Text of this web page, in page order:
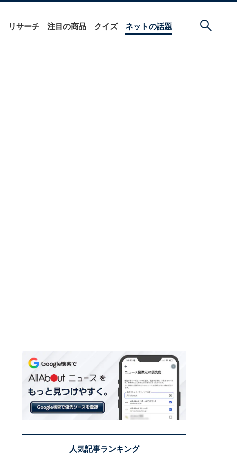
リサーチ 注目の商品 クイズ ネットの話題